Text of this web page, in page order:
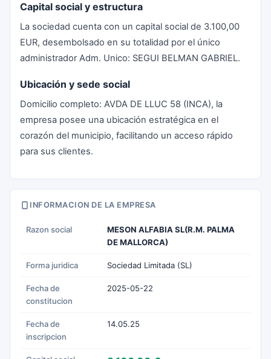
Capital social y estructura
La sociedad cuenta con un capital social de 3.100,00
EUR, desembolsado en su totalidad por el único
administrador Adm. Unico: SEGUI BELMAN GABRIEL.
Ubicación y sede social
Domicilio completo: AVDA DE LLUC 58 (INCA), la
empresa posee una ubicación estratégica en el
corazón del municipio, facilitando un acceso rápido
para sus clientes.
INFORMACION DE LA EMPRESA
Razon social
MESON ALFABIA SL(R.M. PALMA
DE MALLORCA)
Forma juridica Sociedad Limitada (SL)
Fecha de
constitucion
2025-05-22
Fecha de
inscripcion
14.05.25